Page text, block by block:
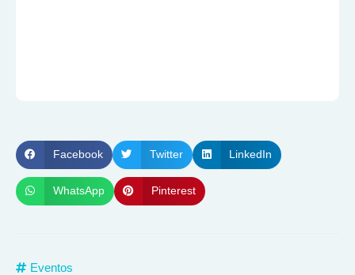
Facebook Twitter LinkedIn
WhatsApp Pinterest
Eventos